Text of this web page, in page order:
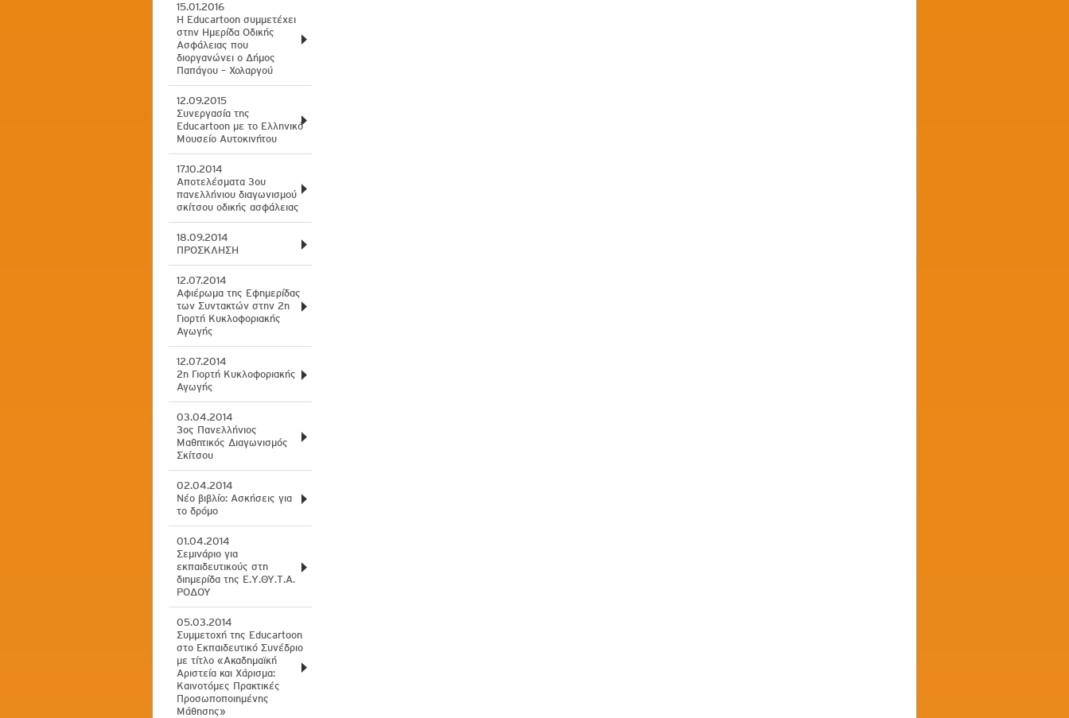
15.01.2016
Η Educartoon συμμετέχει
στην Ημερίδα Οδικής
Ασφάλειας που
διοργανώνει ο Δήμος
Παπάγου – Χολαργού
12.09.2015
Συνεργασία της
Educartoon με το Ελληνικό
Μουσείο Αυτοκινήτου
17.10.2014
Αποτελέσματα 3ου
πανελλήνιου διαγωνισμού
σκίτσου οδικής ασφάλειας
18.09.2014
ΠΡΟΣΚΛΗΣΗ
12.07.2014
Αφιέρωμα της Εφημερίδας
των Συντακτών στην 2η
Γιορτή Κυκλοφοριακής
Αγωγής
12.07.2014
2η Γιορτή Κυκλοφοριακής
Αγωγής
03.04.2014
3ος Πανελλήνιος
Μαθητικός Διαγωνισμός
Σκίτσου
02.04.2014
Νέο βιβλίο: Ασκήσεις για
το δρόμο
01.04.2014
Σεμινάριο για
εκπαιδευτικούς στη
διημερίδα της Ε.Υ.ΘΥ.Τ.Α.
ΡΟΔΟΥ
05.03.2014
Συμμετοχή της Educartoon
στο Εκπαιδευτικό Συνέδριο
με τίτλο «Ακαδημαϊκή
Αριστεία και Χάρισμα:
Καινοτόμες Πρακτικές
Προσωποποιημένης
Μάθησης»